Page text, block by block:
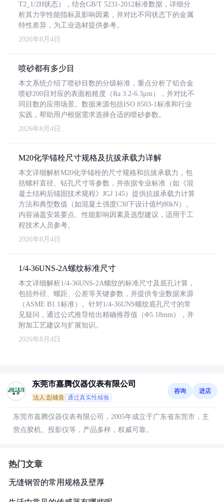
T2_1/2H状态），结合GB/T 5231-2012标准数据，详细分
析其力学性能指标及影响因素，并对比不同状态下的金属
特性差异，为工业选材提供参考。
2026年8月4日
喷砂都有多少目
本文系统介绍了喷砂目数的分级标准，重点分析了铝合金
喷砂200目对应的表面粗糙度（Ra 3.2-6.3μm），并对比不
同目数的应用场景。数据来源包括ISO 8503-1标准和行业
实践，帮助用户根据需求选择合适的喷砂参数。
2026年8月4日
M20化学锚栓尺寸规格及抗拔承载力详解
本文详细解析M20化学锚栓的尺寸规格和抗拔承载力，包
括螺杆直径、钻孔尺寸等参数，并依据专业标准（如《混
凝土结构后锚固技术规程》JGJ 145）提供抗拔承载力计算
方法和典型数值（如混凝土强度C30下设计值约80kN）。
内容涵盖安装要点、性能影响因素及选型建议，适用于工
程技术人员参考。
2026年8月4日
1/4-36UNS-2A螺纹标准尺寸
本文详细解析1/4-36UNS-2A螺纹的标准尺寸及底孔计算，
包括外径、螺距、公差等关键参数，并提供专业数据来源
（ASME B1.1标准）。针对1/4-36UNS螺纹底孔尺寸的常
见疑问，通过公式推导给出精确推荐值（Φ5.18mm），并
附加工艺建议与扩展知识。
2026年8月4日
东莞市嘉腾仪器仪表有限公司
法人:彭雄良 通过真实性核验
咨询 进店
东莞市嘉腾仪器仪表有限公司，2005年成立于广东省东莞市，主
营点胶机、投影仪等，产品多样，权威可靠。
热门文章
无缝钢管的常用规格及壁厚